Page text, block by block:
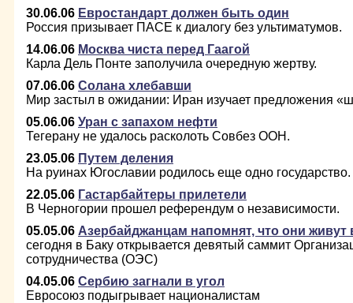
30.06.06 Евростандарт должен быть один
Россия призывает ПАСЕ к диалогу без ультиматумов.
14.06.06 Москва чиста перед Гаагой
Карла Дель Понте заполучила очередную жертву.
07.06.06 Солана хлебавши
Мир застыл в ожидании: Иран изучает предложения
05.06.06 Уран с запахом нефти
Тегерану не удалось расколоть Совбез ООН.
23.05.06 Путем деления
На руинах Югославии родилось еще одно государство.
22.05.06 Гастарбайтеры прилетели
В Черногории прошел референдум о независимости.
05.05.06 Азербайджанцам напомнят, что они живут
сегодня в Баку открывается девятый саммит
сотрудничества (ОЭС)
04.05.06 Сербию загнали в угол
Евросоюз подыгрывает националистам